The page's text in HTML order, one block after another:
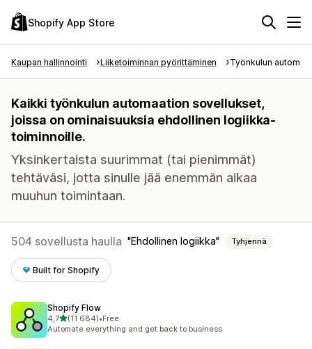
Shopify App Store
Kaupan hallinnointi Liiketoiminnan pyörittäminen Työnkulun
Kaikki työnkulun automaation sovellukset,
joissa on ominaisuuksia ehdollinen logiikka-
toiminnoille.
Yksinkertaista suurimmat (tai pienimmät)
tehtäväsi, jotta sinulle jää enemmän aikaa
muuhun toimintaan.
504 sovellusta haulla Ehdollinen logiikka Tyhjennä
Built for Shopify
Shopify Flow
4,7/ 5 tähteä
(11 684)
11684 arvostelua yhteensä
•Free
Automate everything and get back to business